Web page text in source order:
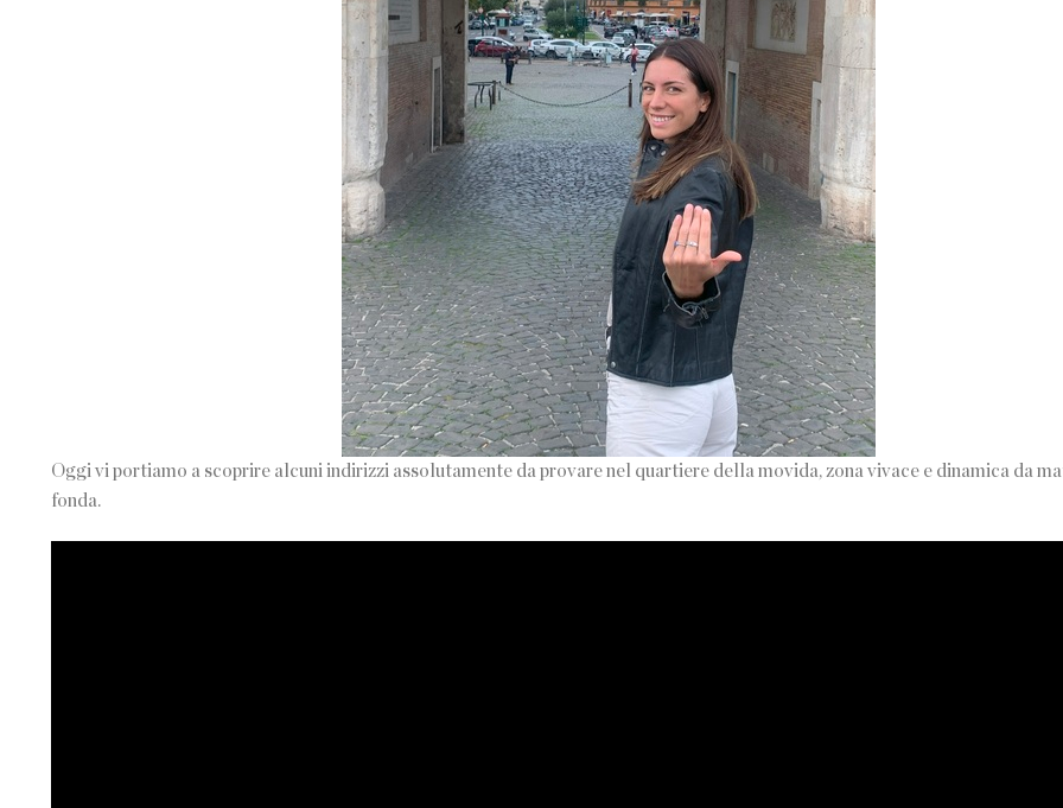
Oggi vi portiamo a scoprire alcuni indirizzi assolutamente da provare nel quartiere della movida, zona vivace e dinamica da
fonda.